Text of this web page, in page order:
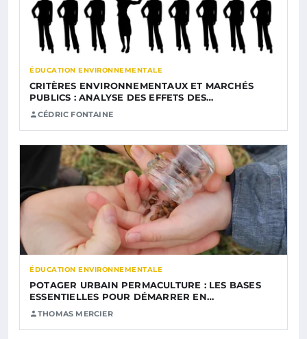
ÉDUCATION ENVIRONNEMENTALE
CRITÈRES ENVIRONNEMENTAUX ET MARCHÉS
PUBLICS : ANALYSE DES EFFETS DES…
CÉDRIC FONTAINE
ÉDUCATION ENVIRONNEMENTALE
POTAGER URBAIN PERMACULTURE : LES BASES
ESSENTIELLES POUR DÉMARRER EN…
THOMAS MERCIER